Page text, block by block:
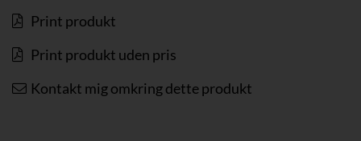
Print produkt
Print produkt uden pris
Kontakt mig omkring dette produkt